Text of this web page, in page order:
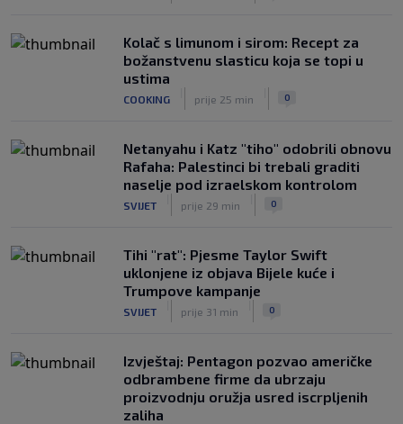
Kolač s limunom i sirom: Recept za
božanstvenu slasticu koja se topi u
ustima
COOKING prije 25 min 0
Netanyahu i Katz "tiho" odobrili obnovu
Rafaha: Palestinci bi trebali graditi
naselje pod izraelskom kontrolom
SVIJET prije 29 min 0
Tihi "rat": Pjesme Taylor Swift
uklonjene iz objava Bijele kuće i
Trumpove kampanje
SVIJET prije 31 min 0
Izvještaj: Pentagon pozvao američke
odbrambene firme da ubrzaju
proizvodnju oružja usred iscrpljenih
zaliha